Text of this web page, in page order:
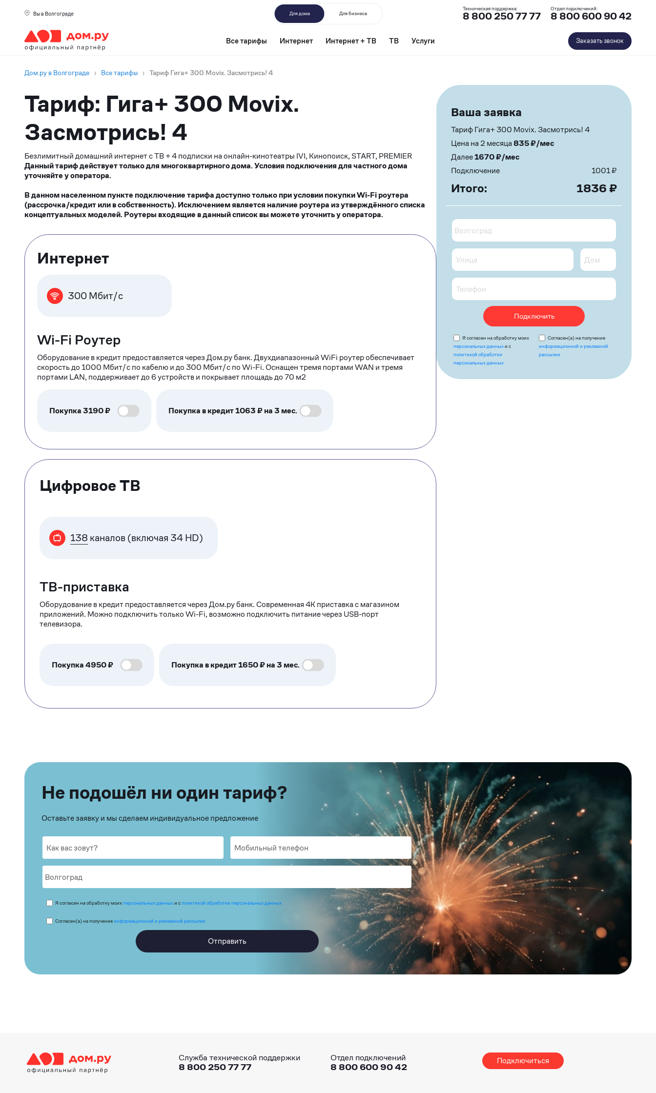
Вы в Волгограде Для дома Для бизнеса
Техническая поддержка:
8 800 250 77 77
Отдел подключений:
8 800 600 90 42
Все тарифы Интернет Интернет + ТВ ТВ Услуги Заказать звонок
Дом.ру в Волгограде › Все тарифы › Тариф Гига+ 300 Movix. Засмотрись! 4
Тариф: Гига+ 300 Movix.
Засмотрись! 4
Безлимитный домашний интернет с ТВ + 4 подписки на онлайн-кинотеатры IVI, Кинопоиск, START, PREMIER
Данный тариф действует только для многоквартирного дома. Условия подключения для частного дома
уточняйте у оператора.
В данном населенном пункте подключение тарифа доступно только при условии покупки Wi-Fi роутера
(рассрочка/кредит или в собственность). Исключением является наличие роутера из утверждённого списка
концептуальных моделей. Роутеры входящие в данный список вы можете уточнить у оператора.
Тарифные
опции
Интернет
300 Мбит/с
Wi-Fi Роутер
Оборудование в кредит предоставляется через Дом.ру банк. Двухдиапазонный WiFi роутер обеспечивает
скорость до 1000 Мбит/с по кабелю и до 300 Мбит/с по Wi-Fi. Оснащен тремя портами WAN и тремя
портами LAN, поддерживает до 6 устройств и покрывает площадь до 70 м2
Покупка3190₽ Покупка в кредит 1063 ₽ на 3 мес.
Цифровое ТВ
138 каналов (включая 34 HD)
ТВ-приставка
Оборудование в кредит предоставляется через Дом.ру банк. Современная 4К приставка с магазином
приложений. Можно подключить только Wi-Fi, возможно подключить питание через USB-порт
телевизора.
Покупка4950₽ Покупка в кредит 1650 ₽ на 3 мес.
Ваша заявка
Тариф Гига+ 300 Movix. Засмотрись! 4
Цена на 2 месяца835₽/мес
Далее1670₽/мес
Подключение
1001₽
Итого: 1836 ₽
Подключить
Я согласен на обработку моих
персональных данныхи с
политикой обработки
персональных данных
Согласен(а) на получение
информационной и рекламной
рассылки
Не подошёл ни один тариф?
Оставьте заявку и мы сделаем индивидуальное предложение
Я согласен на обработку моихперсональных данныхи сполитикой обработки персональных данных
Согласен(а) на получениеинформационной и рекламной рассылки
Отправить
Служба технической поддержки
8 800 250 77 77
Отдел подключений
8 800 600 90 42
Подключиться